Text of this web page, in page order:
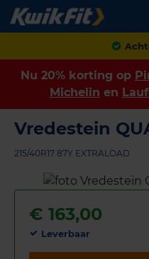
Nu 20% korting op
Michelin en
Vredestein
215/40R17 87Y EXTRALOAD
€ 163,00
Leverbaar